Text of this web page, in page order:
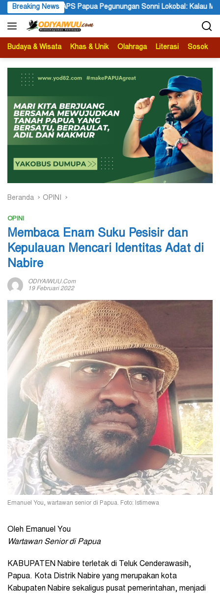
Langsung
ke
konten
Breaking News
Pegunungan Sonni Lokobal: Kalau Mau KPK Audit Dana
Budaya & Wisata Khas & Unik Olahraga Literasi Sosok
Beranda OPINI
OPINI
Membaca Enam Suku Pesisir dan
Kepulauan Mencari Identitas Adat di
Nabire
ODIYAIWUU.com
19 Februari 2022
Emanuel You, wartawan senior di Papua. Foto: Istimewa
Oleh Emanuel You
Wartawan Senior di Papua
KABUPATEN Nabire terletak di Teluk Cenderawasih,
Papua. Kota Distrik Nabire yang merupakan kota
Kabupaten Nabire sekaligus pusat pemerintahan, menjadi